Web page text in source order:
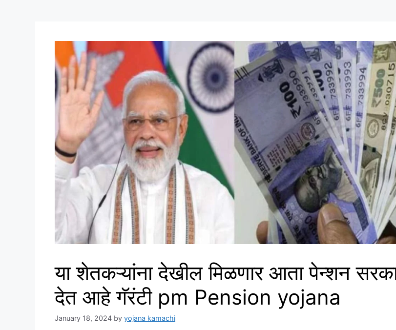
या शेतकऱ्यांना देखील मिळणार आता पेन्शन
देत आहे गॅरंटी pm Pension yojana
January 18, 2024 by yojana kamachi